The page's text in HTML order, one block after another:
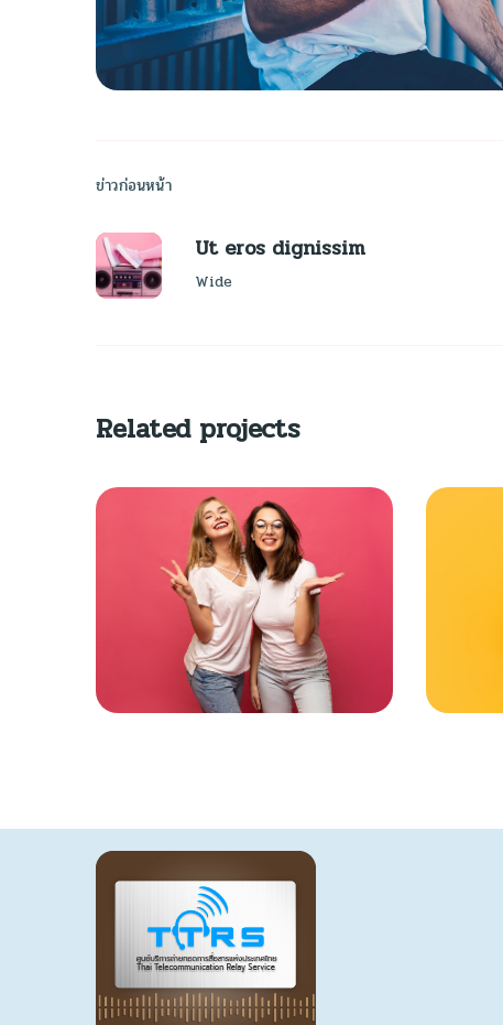
ข่าวก่อนหน้า
Ut eros dignissim
Wide
Related projects